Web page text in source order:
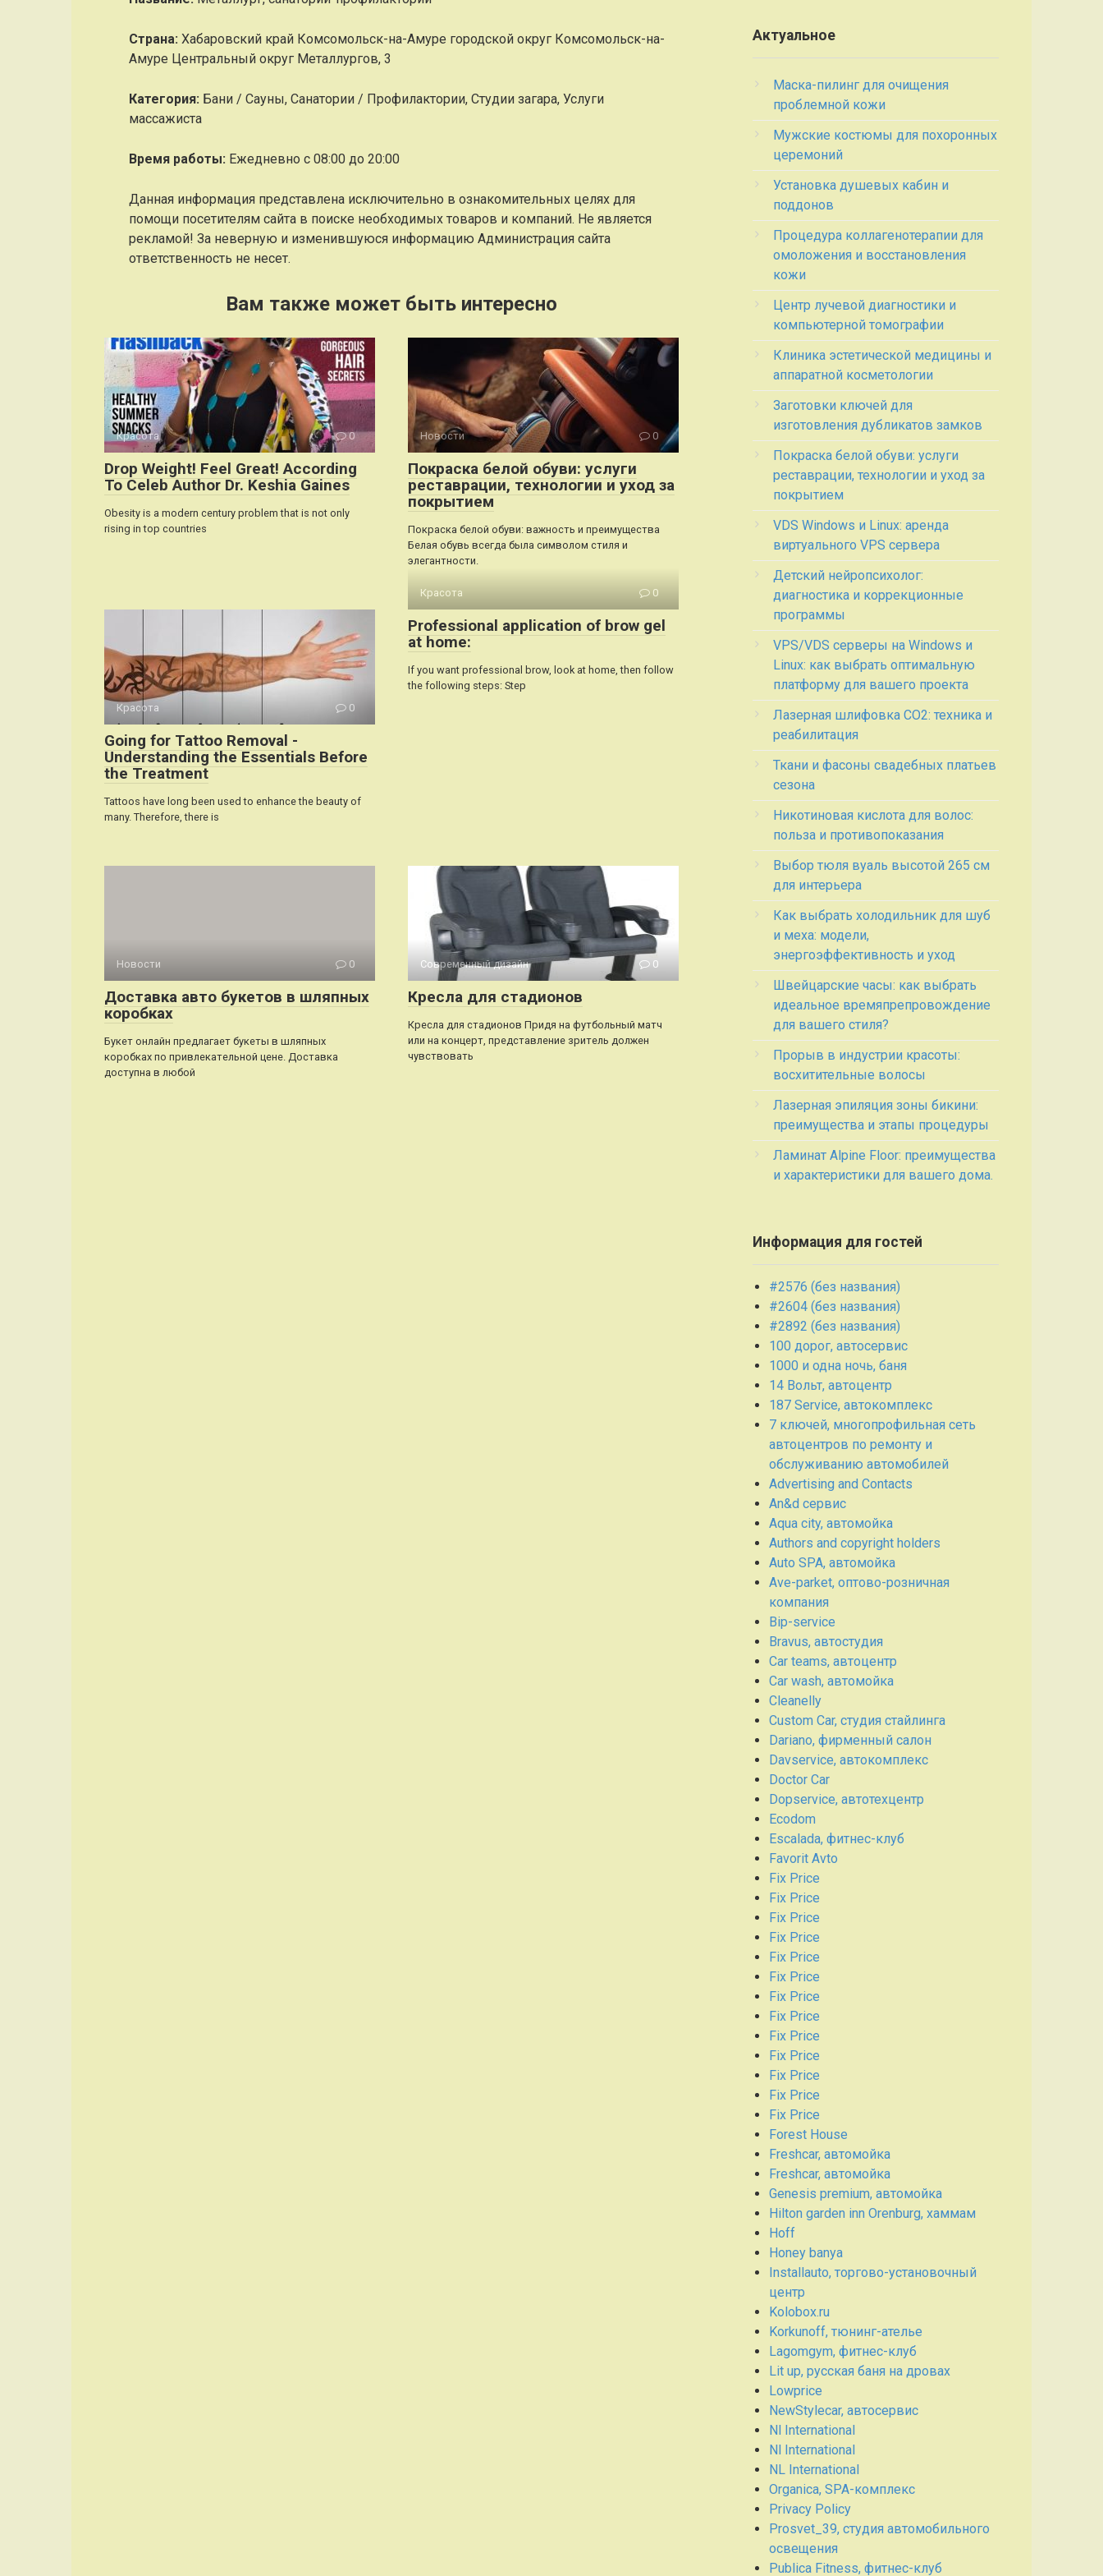
Страна: Хабаровский край Комсомольск-на-Амуре городской округ Комсомольск-на-
Амуре Центральный округ Металлургов, 3
Категория: Бани / Сауны, Санатории / Профилактории, Студии загара, Услуги
массажиста
Время работы: Ежедневно с 08:00 до 20:00
Данная информация представлена исключительно в ознакомительных целях для
помощи посетителям сайта в поиске необходимых товаров и компаний. Не является
рекламой! За неверную и изменившуюся информацию Администрация сайта
ответственность не несет.
Вам также может быть интересно
Красота 0
Drop Weight! Feel Great! According
To Celeb Author Dr. Keshia Gaines
Obesity is a modern century problem that is not only
rising in top countries
Новости 0
Покраска белой обуви: услуги
реставрации, технологии и уход за
покрытием
Покраска белой обуви: важность и преимущества
Белая обувь всегда была символом стиля и
элегантности.
Красота 0
Going for Tattoo Removal -
Understanding the Essentials Before
the Treatment
Tattoos have long been used to enhance the beauty of
many. Therefore, there is
Красота 0
Professional application of brow gel
at home:
If you want professional brow, look at home, then follow
the following steps: Step
Новости 0
Доставка авто букетов в шляпных
коробках
Букет онлайн предлагает букеты в шляпных
коробках по привлекательной цене. Доставка
доступна в любой
Современный дизайн 0
Кресла для стадионов
Кресла для стадионов Придя на футбольный матч
или на концерт, представление зритель должен
чувствовать
Актуальное
Маска-пилинг для очищения
проблемной кожи
Мужские костюмы для похоронных
церемоний
Установка душевых кабин и
поддонов
Процедура коллагенотерапии для
омоложения и восстановления
кожи
Центр лучевой диагностики и
компьютерной томографии
Клиника эстетической медицины и
аппаратной косметологии
Заготовки ключей для
изготовления дубликатов замков
Покраска белой обуви: услуги
реставрации, технологии и уход за
покрытием
VDS Windows и Linux: аренда
виртуального VPS сервера
Детский нейропсихолог:
диагностика и коррекционные
программы
VPS/VDS серверы на Windows и
Linux: как выбрать оптимальную
платформу для вашего проекта
Лазерная шлифовка СО2: техника и
реабилитация
Ткани и фасоны свадебных платьев
сезона
Никотиновая кислота для волос:
польза и противопоказания
Выбор тюля вуаль высотой 265 см
для интерьера
Как выбрать холодильник для шуб
и меха: модели,
энергоэффективность и уход
Швейцарские часы: как выбрать
идеальное времяпрепровождение
для вашего стиля?
Прорыв в индустрии красоты:
восхитительные волосы
Лазерная эпиляция зоны бикини:
преимущества и этапы процедуры
Ламинат Alpine Floor: преимущества
и характеристики для вашего дома.
Информация для гостей
#2576 (без названия)
#2604 (без названия)
#2892 (без названия)
100 дорог, автосервис
1000 и одна ночь, баня
14 Вольт, автоцентр
187 Service, автокомплекс
7 ключей, многопрофильная сеть
автоцентров по ремонту и
обслуживанию автомобилей
Advertising and Contacts
An&d сервис
Aqua city, автомойка
Authors and copyright holders
Auto SPA, автомойка
Ave-parket, оптово-розничная
компания
Bip-service
Bravus, автостудия
Car teams, автоцентр
Car wash, автомойка
Cleanelly
Custom Car, студия стайлинга
Dariano, фирменный салон
Davservice, автокомплекс
Doctor Car
Dopservice, автотехцентр
Ecodom
Escalada, фитнес-клуб
Favorit Avto
Fix Price
Fix Price
Fix Price
Fix Price
Fix Price
Fix Price
Fix Price
Fix Price
Fix Price
Fix Price
Fix Price
Fix Price
Fix Price
Forest House
Freshcar, автомойка
Freshcar, автомойка
Genesis premium, автомойка
Hilton garden inn Orenburg, хаммам
Hoff
Honey banya
Installauto, торгово-установочный
центр
Kolobox.ru
Korkunoff, тюнинг-ателье
Lagomgym, фитнес-клуб
Lit up, русская баня на дровах
Lowprice
NewStylecar, автосервис
Nl International
Nl International
NL International
Organica, SPA-комплекс
Privacy Policy
Prosvet_39, студия автомобильного
освещения
Publica Fitness, фитнес-клуб